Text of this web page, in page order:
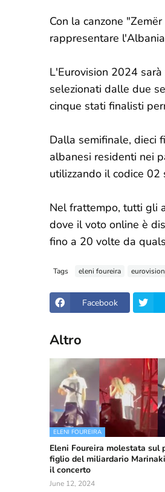
Con la canzone
rappresentare
L'Eurovision 2024
selezionati dalle due
cinque stati finalisti
Dalla semifinale, dieci
albanesi residenti nei
utilizzando il codice
Nel frattempo, tutti gli
dove il voto online è
fino a 20 volte da
Tags eleni foureira eurovision
Facebook
Altro
ELENI FOUREIRA
Eleni Foureira molestata sul
figlio del miliardario
il concerto
June 12, 2024